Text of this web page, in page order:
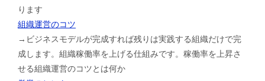
ります
組織運営のコツ
→ビジネスモデルが完成すれば残りは実践する組織だけで完
成します。組織稼働率を上げる仕組みです。稼働率を上昇さ
せる組織運営のコツとは何か